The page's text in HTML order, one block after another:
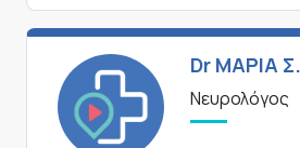
Dr ΜΑΡΙΑ
Νευρολόγος